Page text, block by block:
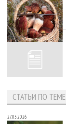
27.07.2026
СТАТЬИ ПО ТЕМЕ
27.05.2026